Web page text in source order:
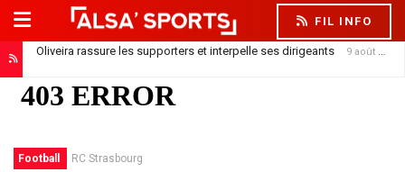
FIL INFO
Oliveira rassure les supporters et interpelle ses dirigeants
Cinq matchs, cinq défaites : le Racing joue contre la montre 9 août 2026
Football RC Strasbourg